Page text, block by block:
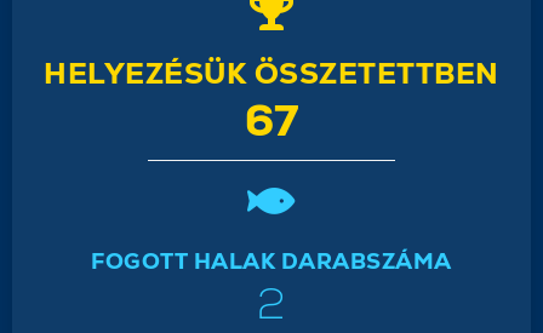
HELYEZÉSÜK ÖSSZETETTBEN
67
FOGOTT HALAK DARABSZÁMA
2